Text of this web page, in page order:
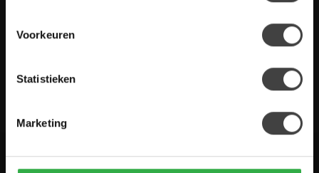
Voorkeuren
Statistieken
Marketing